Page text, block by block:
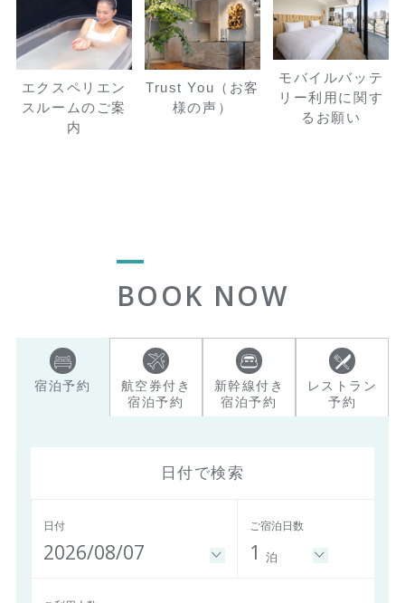
エクスペリエン
スルームのご案
内
Trust You（お客
様の声）
モバイルバッテ
リー利用に関す
るお願い
BOOK NOW
宿泊予約
航空券付き
宿泊予約
新幹線付き
宿泊予約
レストラン
予約
日付で検索
日付
2026/08/07
ご宿泊日数
1 泊